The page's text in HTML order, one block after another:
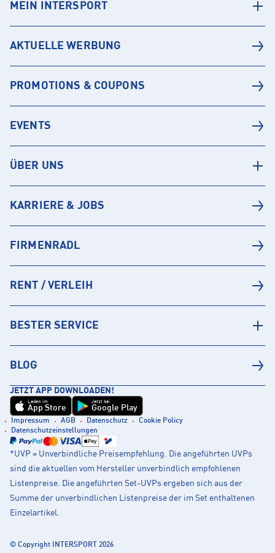
MEIN INTERSPORT
AKTUELLE WERBUNG
PROMOTIONS & COUPONS
EVENTS
ÜBER UNS
KARRIERE & JOBS
FIRMENRADL
RENT / VERLEIH
BESTER SERVICE
BLOG
JETZT APP DOWNLOADEN!
Laden im
App Store
Jetzt bei
Google Play
Impressum AGB Datenschutz
Cookie Policy
Datenschutzeinstellungen
*UVP = Unverbindliche Preisempfehlung. Die angeführten UVPs
sind die aktuellen vom Hersteller unverbindlich empfohlenen
Listenpreise. Die angeführten Set-UVPs ergeben sich aus der
Summe der unverbindlichen Listenpreise der im Set enthaltenen
Einzelartikel.
© Copyright INTERSPORT 2026